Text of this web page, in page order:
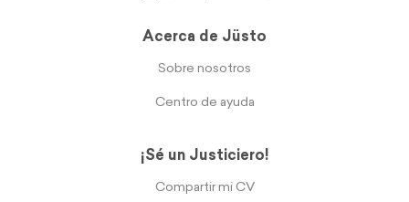
Acerca de Jüsto
Sobre nosotros
Centro de ayuda
¡Sé un Justiciero!
Compartir mi CV